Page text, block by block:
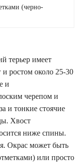
(черно-
терьер имеет
и ростом около 25-30
и
черепом и
и тонкие стоячие
Хвост
ниже спины.
Окрас может быть
или просто